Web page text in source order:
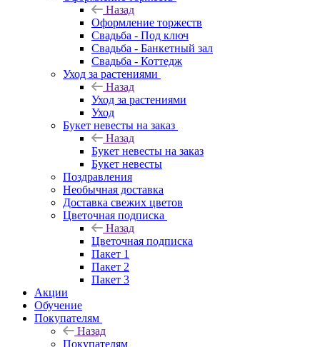
Назад
Оформление торжеств
Свадьба - Под ключ
Свадьба - Банкетный зал
Свадьба - Коттедж
Уход за растениями
Назад
Уход за растениями
Уход
Букет невесты на заказ
Назад
Букет невесты на заказ
Букет невесты
Поздравления
Необычная доставка
Доставка свежих цветов
Цветочная подписка
Назад
Цветочная подписка
Пакет 1
Пакет 2
Пакет 3
Акции
Обучение
Покупателям
Назад
Покупателям